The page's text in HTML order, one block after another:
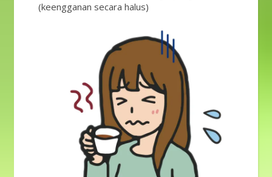
(keengganan secara halus)